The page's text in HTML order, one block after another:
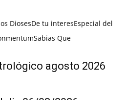
DiosesDe tu interesEspecial del
Sabias Que
agosto 2026